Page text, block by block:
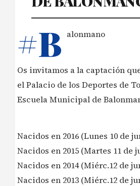
#B alonmano
Os invitamos a la captación
el Palacio de los Deportes de
Escuela Municipal de
Nacidos en 2016 (Lunes 10 de
Nacidos en 2015 (Martes 11 de
Nacidos en 2014 (Miérc.12 de
Nacidos en 2013 (Miérc.12 de